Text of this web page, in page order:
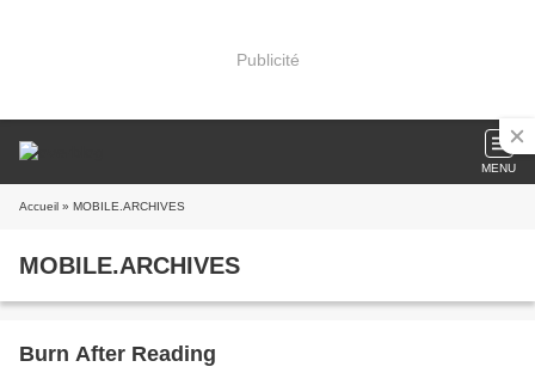
Publicité
MENU
Accueil » MOBILE.ARCHIVES
MOBILE.ARCHIVES
Burn After Reading